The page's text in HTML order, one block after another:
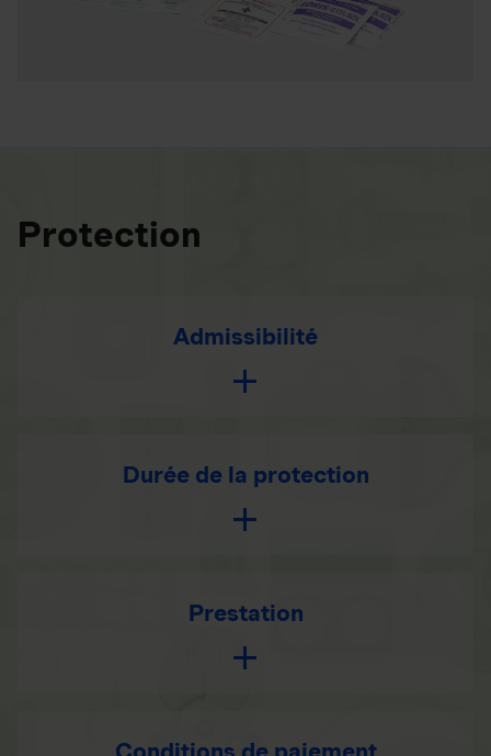
Protection
Admissibilité
Durée de la protection
Prestation